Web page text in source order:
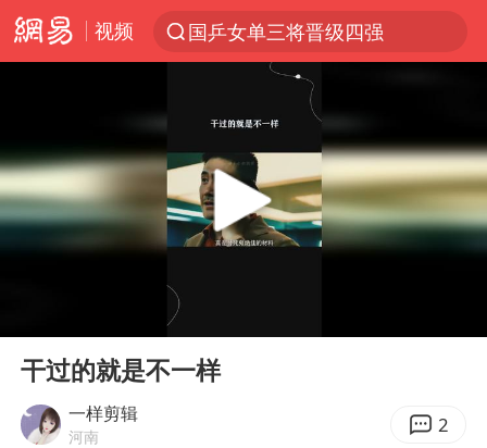
视频
国乒女单三将晋级四强
光影经济撬动暑期消费新蓝海
新疆优化调整景区内自驾服务费
上四休三，但降薪1000元，你接受吗？
央视新主播李秋莹孙亚鹏亮相
全民健身事业高质量发展
Play
干过的就是不一样
一样剪辑
河南 2